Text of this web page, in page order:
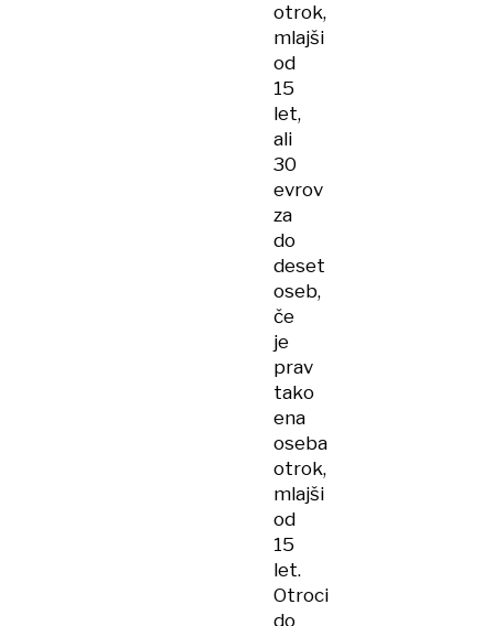
otrok,
mlajši
od
15
let,
ali
30
evrov
za
do
deset
oseb,
če
je
prav
tako
ena
oseba
otrok,
mlajši
od
15
let.
Otroci
do